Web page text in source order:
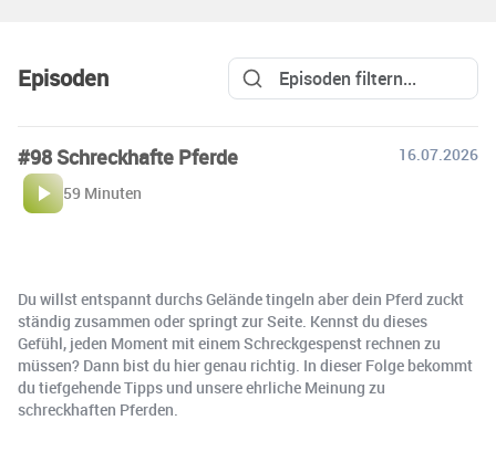
Episoden
#98 Schreckhafte Pferde
16.07.2026
59 Minuten
Du willst entspannt durchs Gelände tingeln aber dein Pferd zuckt
ständig zusammen oder springt zur Seite. Kennst du dieses
Gefühl, jeden Moment mit einem Schreckgespenst rechnen zu
müssen? Dann bist du hier genau richtig. In dieser Folge bekommt
du tiefgehende Tipps und unsere ehrliche Meinung zu
schreckhaften Pferden.